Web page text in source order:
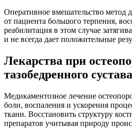
Оперативное вмешательство метод
от пациента большого терпения,
реабилитация в этом случае
и не всегда дает положительные
Лекарства при
тазобедренного сустава
Медикаментозное лечение
боли, воспаления и ускорения
ткани. Восстановить структуру
препаратов учитывая природу